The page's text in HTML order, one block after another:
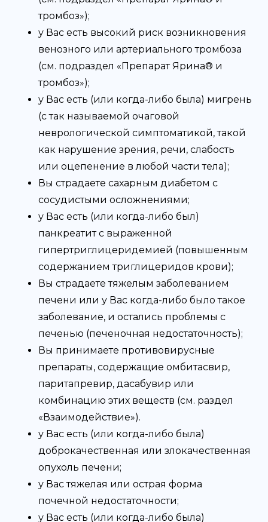
тромбоз»);
у Вас есть высокий риск возникновения
венозного или артериального тромбоза
(см. подраздел «Препарат Ярина® и
тромбоз»);
у Вас есть (или когда-либо была) мигрень
(с так называемой очаговой
неврологической симптоматикой, такой
как нарушение зрения, речи, слабость
или оцепенение в любой части тела);
Вы страдаете сахарным диабетом с
сосудистыми осложнениями;
у Вас есть (или когда-либо был)
панкреатит с выраженной
гипертриглицеридемией (повышенным
содержанием триглицеридов крови);
Вы страдаете тяжелым заболеванием
печени или у Вас когда-либо было такое
заболевание, и остались проблемы с
печенью (печеночная недостаточность);
Вы принимаете противовирусные
препараты, содержащие омбитасвир,
паритапревир, дасабувир или
комбинацию этих веществ (см. раздел
«Взаимодействие»).
у Вас есть (или когда-либо была)
доброкачественная или злокачественная
опухоль печени;
у Вас тяжелая или острая форма
почечной недостаточности;
у Вас есть (или когда-либо была)